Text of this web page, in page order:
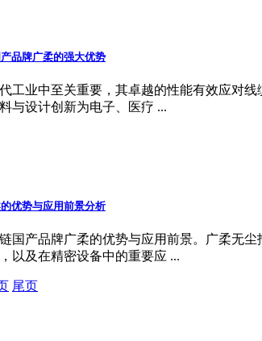
品牌广柔的强大优势
工业中至关重要，其卓越的性能有效应对
与设计创新为电子、医疗 ...
优势与应用前景分析
国产品牌广柔的优势与应用前景。广柔无
以及在精密设备中的重要应 ...
尾页